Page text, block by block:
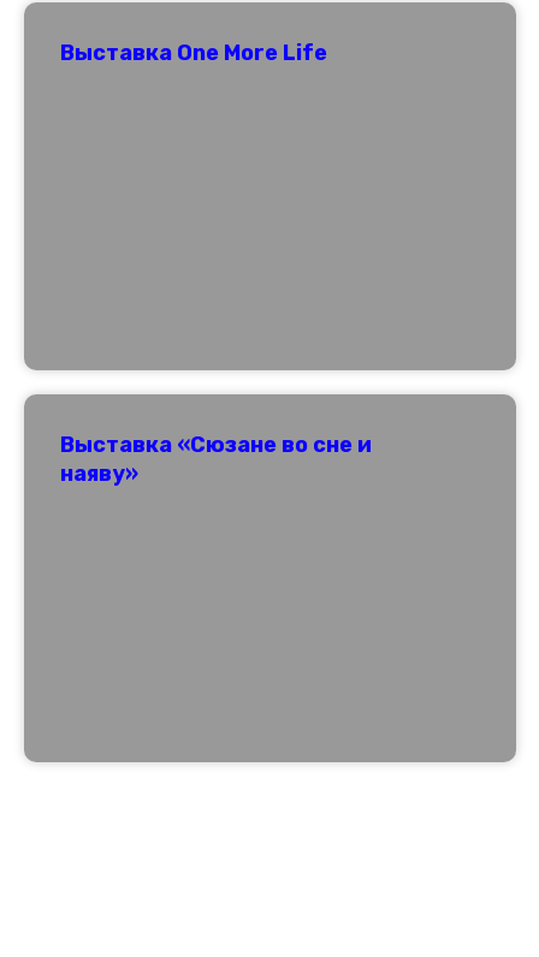
Выставка One More Life
Выставка «Сюзане во сне и
наяву»